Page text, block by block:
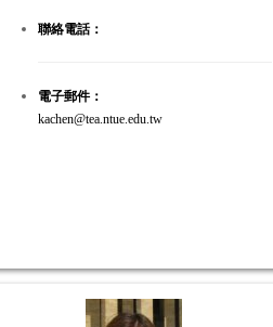
聯絡電話：
電子郵件：
kachen@tea.ntue.edu.tw